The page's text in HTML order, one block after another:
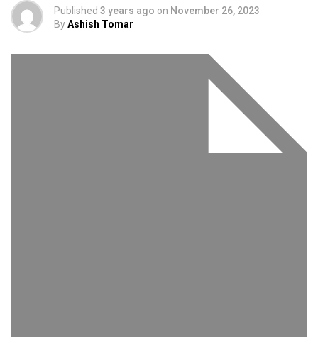
Published 3 years ago on November 26, 2023
ByAshish Tomar